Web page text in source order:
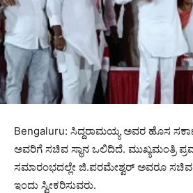
Bengaluru: ಸಿದ್ದರಾಮಯ್ಯ ಅವರ ಹೊಸ
ಅವರಿಗೆ ಸಚಿವ ಸ್ಥಾನ ಒಲಿದಿದೆ. ಮುಖ್ಯಮಂತ್ರಿ
ಸಮಾರಂಭದಲ್ಲೇ ಜಿ.ಪರಮೇಶ್ವರ್ ಅವರೂ
ಇಂದು ಸ್ವೀಕರಿಸುವರು.